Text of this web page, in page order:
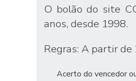
O bolão do site
anos, desde 1998.
Regras: A partir
Acerto do vencedor